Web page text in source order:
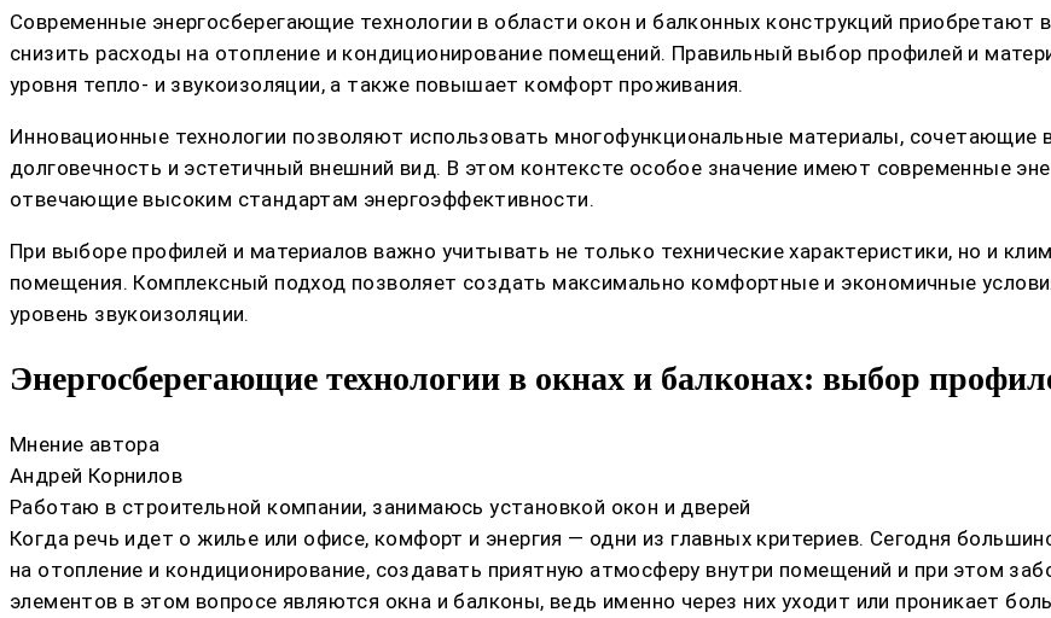
Современные энергосберегающие технологии в области окон и балконных конструкций приобретают
снизить расходы на отопление и кондиционирование помещений. Правильный выбор профилей и
уровня тепло- и звукоизоляции, а также повышает комфорт проживания.
Инновационные технологии позволяют использовать многофункциональные материалы, сочетающие
долговечность и эстетичный внешний вид. В этом контексте особое значение имеют современные
отвечающие высоким стандартам энергоэффективности.
При выборе профилей и материалов важно учитывать не только технические характеристики, но и
помещения. Комплексный подход позволяет создать максимально комфортные и экономичные
уровень звукоизоляции.
Энергосберегающие технологии в окнах и балконах: выбор
Мнение автора
Андрей Корнилов
Работаю в строительной компании, занимаюсь установкой окон и дверей
Когда речь идет о жилье или офисе, комфорт и энергия — одни из главных критериев. Сегодня
на отопление и кондиционирование, создавать приятную атмосферу внутри помещений и при этом
элементов в этом вопросе являются окна и балконы, ведь именно через них уходит или проникает